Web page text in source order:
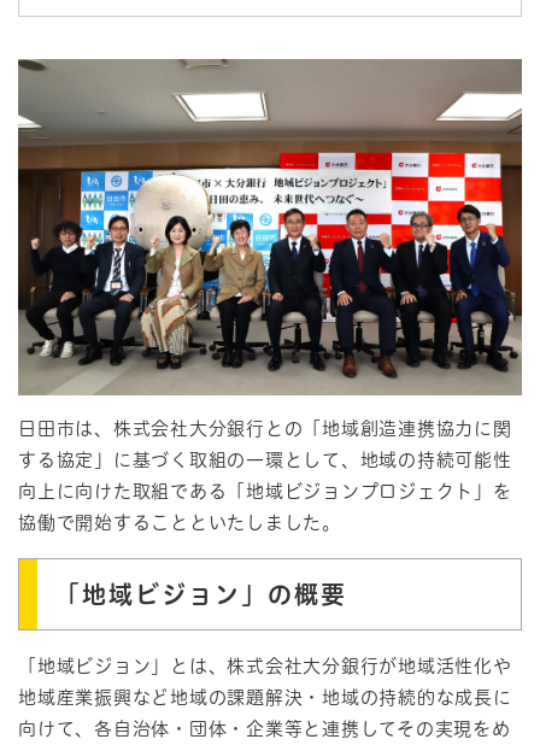
日田市は、株式会社大分銀行との「地域創造連携協力に関
する協定」に基づく取組の一環として、地域の持続可能性
向上に向けた取組である「地域ビジョンプロジェクト」を
協働で開始することといたしました。
「地域ビジョン」の概要
「地域ビジョン」とは、株式会社大分銀行が地域活性化や
地域産業振興など地域の課題解決・地域の持続的な成長に
向けて、各自治体・団体・企業等と連携してその実現をめ